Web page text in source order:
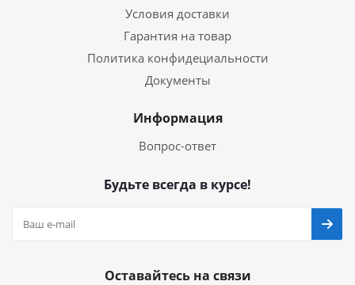
Условия доставки
Гарантия на товар
Политика конфидециальности
Документы
Информация
Вопрос-ответ
Будьте всегда в курсе!
Оставайтесь на связи